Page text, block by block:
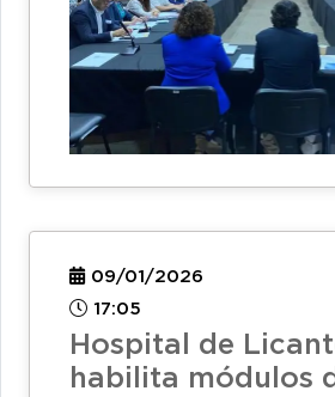
09/01/2026
17:05
Hospital de
habilita módulos